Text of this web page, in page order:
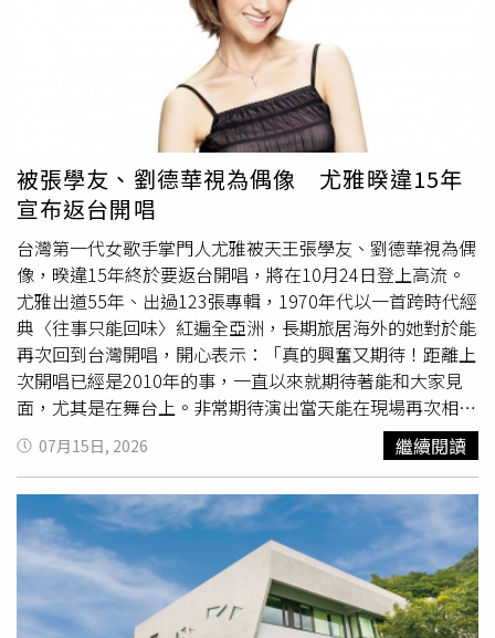
寒濕內滯，嚴重者則會出現腹瀉、腹痛等癥狀。4.宜喝三種
湯：雞湯，可提高免疫力，冬瓜荷葉湯，可降血壓，綠豆
湯，可消暑、除煩惱。夏天一般以清淡的滋補食品為主，另
外，瘦豬肉、鮮瓜果、芡實等食品都是夏天用以清補的食療
聖品。5.宜吃薑：俗語：冬吃蘿蔔夏吃薑，不勞醫生開藥
方。6.忌油膩食物：吃了大量的油膩食物會加重胃腸的負
擔，使大量血液滯留於胃腸道，輸送到大腦的血液相對減
少，人體就會感到疲憊加重，更容易引起消化不良。7.忌喝
冷飲：很多人喜歡以喝冷飲、吃冰品等方式消暑降溫，這太
寒涼，非但不能降火，對身體反而會造成傷害，消暑切勿吃
太寒涼，當心物極必反。8.忌大量飲水：應該採取少量、多
次飲水的方法，每次以不超過300毫升為宜，切忌狂飲不
止。因為，大量飲水不但會沖淡胃液，進而影響消化功能，
還會引起反射排汗亢進，結果會造成體內的水分和鹽分大量
流失，嚴重者會發生熱痙攣。9.忌空腹飲茶：忌空腹飲茶，
尤其是腸胃狀況不是很好的人。二、衣的開運大法：忌曝
曬：大暑室外溫度高，若長時間曝曬，會造成人體脫水、中
暑等症狀，中暑之後，人體體溫調節功能失調，體內熱量過
度積蓄，從而引發神經器官受損。要穿吸汗排熱功能及輕便
舒適的服裝，大太陽底下行走要戴帽子遮陽。三、住的開運
大法：1.忌長時間吹空調：夏天使用空調給人們帶來舒爽，
同時也帶來"疾病"，長時間在空調環境下工作學習的人，因
空氣不流通，環境得不到改善，會出現頭昏、鼻塞、打噴
嚏、耳鳴、記憶力減退、乏力等症狀，以及一些皮膚過敏的
／翻攝自Facebook／林老師氣象站）另據台灣大學大氣科
學博士林得恩今晨在臉書粉專《林老師氣象站》的貼文，今
年5月迄今，聖嬰現象已經正是現在進行式，根據最新氣象
統計及預測模式均顯示，中太平洋到東太平洋赤道海域的海
表溫度仍高於同時期的氣候平均值；而赤道太平洋上空的大
氣環流異常也與聖嬰現象相符。林得恩續稱，美國國家海洋
暨大氣總署（NOAA）本月評估數據提到，聖嬰現象將在今
年年底前持續增強，發生的機率都是頂標的100%，幾乎是
毫無懸念，必須勇敢面對；到2027年初春之前，聖嬰現象
仍還有95%以上發生的機率，持久如此高的發生機率幾乎要
延續近1年的時間。林得恩也根據過去歷史事件的統計分
析，聖嬰現象是全球氣候系統中最重要的年際變化之一，通
常會造成全球平均氣溫偏高，因此，許多創紀錄的高溫年份
都與強烈聖嬰事件有關。至於聖嬰現象對台灣天氣的可能影
響，林得恩說明，當年颱風生成位置會較偏東、偏南；但是
直接侵台颱風數量不一定增加。因生成發展的路徑較長，強
度發展時間較為充足，強颱比例也會跟著上升。另一方面，
秋颱活動延後可能性也會增大。至於，夏季降雨分布不均，
午後對流不穩定性增加，極端短延時降雨事件增多。翌年春
雨偏多、旱象風險降低，有利水庫補注。而聖嬰現象發生在
冬天時，東北季風不但強度較弱，且不易南下，冬天
到隔年
春季的氣溫也會比氣候平均值來的偏高，簡單來說，「暖
冬」機會也會增大，而發生的機率也約在6成左右。
被張學友、劉德華視為偶像 尤雅暌違15年
宣布返台開唱
台灣第一代女歌手掌門人尤雅被天王張學友、劉德華視為偶
像，暌違15年終於要返台開唱，將在10月24日登上高流。
尤雅出道55年、出過123張專輯，1970年代以一首跨時代經
典〈往事只能回味〉紅遍全亞洲，長期旅居海外的她對於能
再次回到台灣開唱，開心表示：「真的興奮又期待！距離上
次開唱已經是2010年的事，一直以來就期待著能和大家見
面，尤其是在舞台上。非常期待演出當天能在現場再次相
聚，一起同樂！」睽違15年宣布再開唱的尤雅此次帶著新巡
演重磅回歸不僅堪稱是華語樂壇大件事，更令許多樂迷引頸
歌會老友的她開心表示：「真的興奮又期待！距離上次開唱
已經是2010年的事，一直以來就期待著能和大家見面，尤
其是在舞台上。非常期待演出當天能在現場再次相聚，一起
同樂！」提起相隔十多年再開唱的契機，尤雅透露其實這些
年常受邀到各地演出，一年固定接三到四次演出的她，非常
07月15日, 2026 繼續閱讀